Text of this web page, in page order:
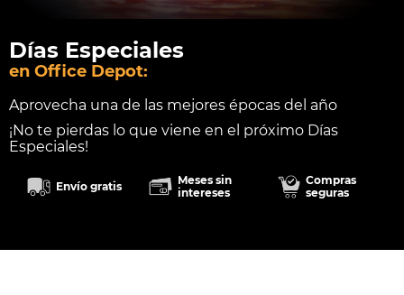
Días Especiales
en Office Depot:
Aprovecha una de las mejores épocas del año
¡No te pierdas lo que viene en el próximo Días
Especiales!
Envío gratis
Meses sin
intereses
Compras
seguras